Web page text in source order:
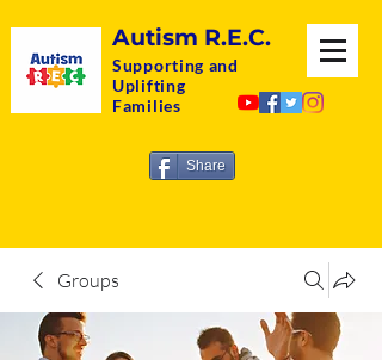
Autism R.E.C.
Supporting and
Uplifting
Families
Share
Groups